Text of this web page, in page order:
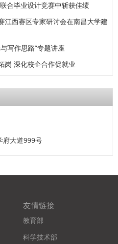
合毕业设计竞赛中斩获佳绩
江西赛区专家研讨会在南昌大学建
写作思路”专题讲座
岗 深化校企合作促就业
府大道999号
友情链接
教育部
科学技术部